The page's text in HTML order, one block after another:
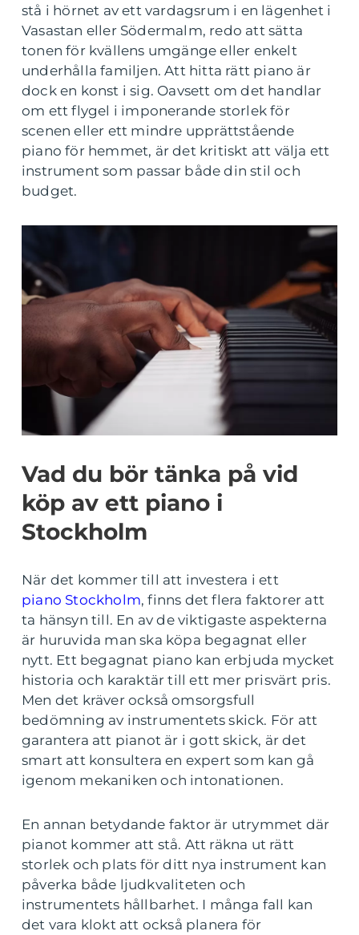
stå i hörnet av ett vardagsrum i en lägenhet i
Vasastan eller Södermalm, redo att sätta
tonen för kvällens umgänge eller enkelt
underhålla familjen. Att hitta rätt piano är
dock en konst i sig. Oavsett om det handlar
om ett flygel i imponerande storlek för
scenen eller ett mindre upprättstående
piano för hemmet, är det kritiskt att välja ett
instrument som passar både din stil och
budget.
Vad du bör tänka på vid
köp av ett piano i
Stockholm
När det kommer till att investera i ett
piano Stockholm, finns det flera faktorer att
ta hänsyn till. En av de viktigaste aspekterna
är huruvida man ska köpa begagnat eller
nytt. Ett begagnat piano kan erbjuda mycket
historia och karaktär till ett mer prisvärt pris.
Men det kräver också omsorgsfull
bedömning av instrumentets skick. För att
garantera att pianot är i gott skick, är det
smart att konsultera en expert som kan gå
igenom mekaniken och intonationen.
En annan betydande faktor är utrymmet där
pianot kommer att stå. Att räkna ut rätt
storlek och plats för ditt nya instrument kan
påverka både ljudkvaliteten och
instrumentets hållbarhet. I många fall kan
det vara klokt att också planera för